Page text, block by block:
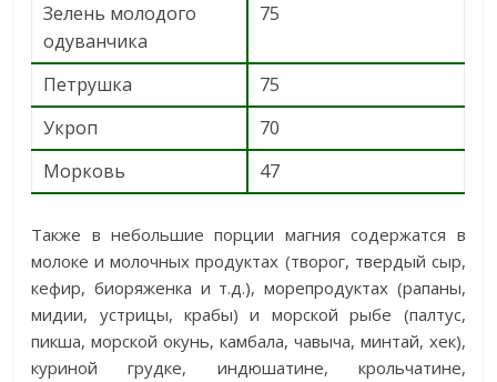
Зелень молодого
одуванчика
75
Петрушка
75
Укроп
70
Морковь
47
Также в небольшие порции магния содержатся в
молоке и молочных продуктах (творог, твердый сыр,
кефир, биоряженка и т.д.), морепродуктах (рапаны,
мидии, устрицы, крабы) и морской рыбе (палтус,
пикша, морской окунь, камбала, чавыча, минтай, хек),
куриной грудке, индюшатине, крольчатине,